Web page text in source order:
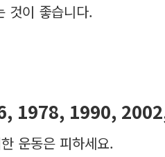
것이 좋습니다.
1978, 1990,
운동은 피하세요.